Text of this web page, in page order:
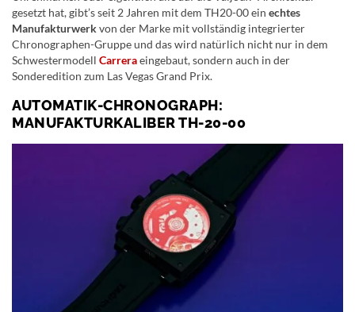
gesetzt hat, gibt’s seit 2 Jahren mit dem TH20-00 ein echtes
Manufakturwerkvon der Marke mit vollständig integrierter
Chronographen-Gruppe und das wird natürlich nicht nur in dem
Schwestermodell Carreraeingebaut, sondern auch in der
Sonderedition zum Las Vegas Grand Prix.
AUTOMATIK-CHRONOGRAPH:
MANUFAKTURKALIBER TH-20-00